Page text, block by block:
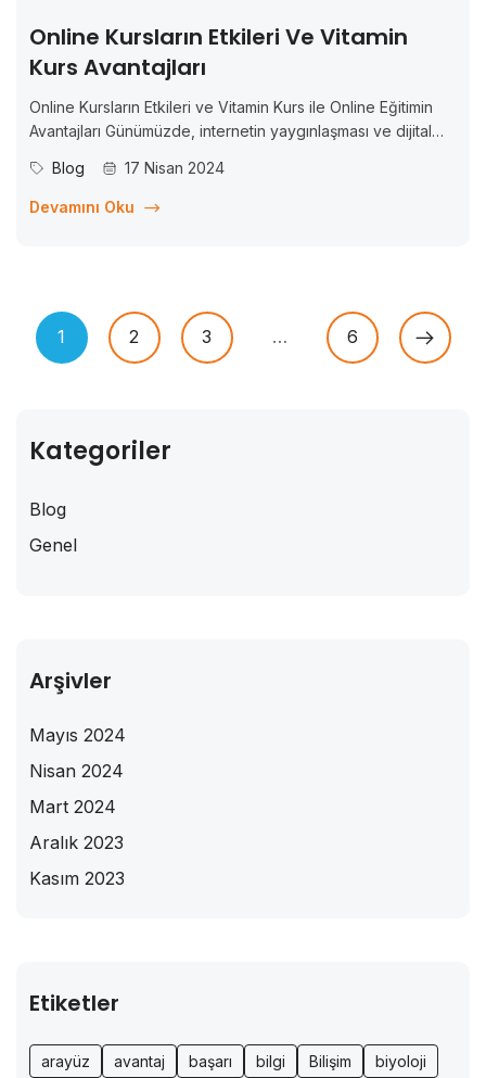
Online Kursların Etkileri Ve Vitamin
Kurs Avantajları
Online Kursların Etkileri ve Vitamin Kurs ile Online Eğitimin
Avantajları Günümüzde, internetin yaygınlaşması ve dijital
değişiklikler yaşanmaktadır. Online kurslar, bu değişimlerin
önemli bir parçası haline gelmiştir. Geleneksel sınıf
Blog 17 Nisan 2024
Devamını Oku
1 2 3 … 6
Kategoriler
Blog
Genel
Arşivler
Mayıs 2024
Nisan 2024
Mart 2024
Aralık 2023
Kasım 2023
Etiketler
arayüz avantaj başarı bilgi Bilişim
biyoloji